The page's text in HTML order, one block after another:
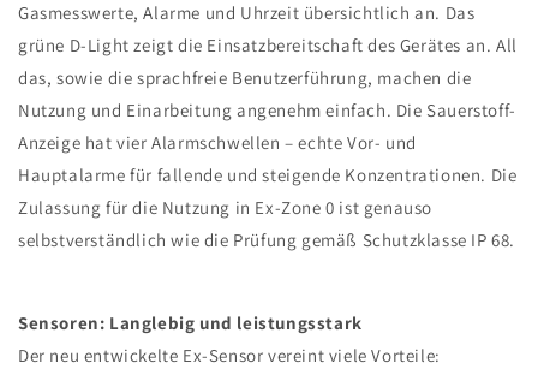
Gasmesswerte, Alarme und Uhrzeit übersichtlich an. Das
grüne D-Light zeigt die Einsatzbereitschaft des Gerätes an. All
das, sowie die sprachfreie Benutzerführung, machen die
Nutzung und Einarbeitung angenehm einfach. Die Sauerstoff-
Anzeige hat vier Alarmschwellen – echte Vor- und
Hauptalarme für fallende und steigende Konzentrationen. Die
Zulassung für die Nutzung in Ex-Zone 0 ist genauso
selbstverständlich wie die Prüfung gemäß Schutzklasse IP 68.
Sensoren: Langlebig und leistungsstark
Der neu entwickelte Ex-Sensor vereint viele Vorteile: